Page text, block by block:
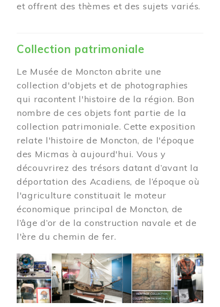
et offrent des thèmes et des sujets variés.
Collection patrimoniale
Le Musée de Moncton abrite une
collection d'objets et de photographies
qui racontent l'histoire de la région. Bon
nombre de ces objets font partie de la
collection patrimoniale. Cette exposition
relate l'histoire de Moncton, de l'époque
des Micmas à aujourd'hui. Vous y
découvrirez des trésors datant d’avant la
déportation des Acadiens, de l’époque où
l'agriculture constituait le moteur
économique principal de Moncton, de
l’âge d’or de la construction navale et de
l'ère du chemin de fer.